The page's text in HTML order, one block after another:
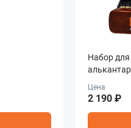
Набор
Цена
2 190 ₽